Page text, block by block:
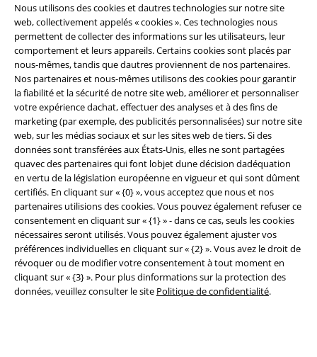
Nous utilisons des cookies et dautres technologies sur notre site
web, collectivement appelés « cookies ». Ces technologies nous
permettent de collecter des informations sur les utilisateurs, leur
comportement et leurs appareils. Certains cookies sont placés par
nous-mêmes, tandis que dautres proviennent de nos partenaires.
Nos partenaires et nous-mêmes utilisons des cookies pour garantir
la fiabilité et la sécurité de notre site web, améliorer et personnaliser
votre expérience dachat, effectuer des analyses et à des fins de
marketing (par exemple, des publicités personnalisées) sur notre site
web, sur les médias sociaux et sur les sites web de tiers. Si des
données sont transférées aux États-Unis, elles ne sont partagées
quavec des partenaires qui font lobjet dune décision dadéquation
en vertu de la législation européenne en vigueur et qui sont dûment
certifiés. En cliquant sur « {0} », vous acceptez que nous et nos
partenaires utilisions des cookies. Vous pouvez également refuser ce
consentement en cliquant sur « {1} » - dans ce cas, seuls les cookies
nécessaires seront utilisés. Vous pouvez également ajuster vos
préférences individuelles en cliquant sur « {2} ». Vous avez le droit de
révoquer ou de modifier votre consentement à tout moment en
cliquant sur « {3} ». Pour plus dinformations sur la protection des
données, veuillez consulter le site Politique de confidentialité.
Légal
Conditions générales
Éditeur
Clauses de confidentialité
Élimination des déchets et protection de l'environnement
Déclaration de Conformité
Informations sur l'accessibilité